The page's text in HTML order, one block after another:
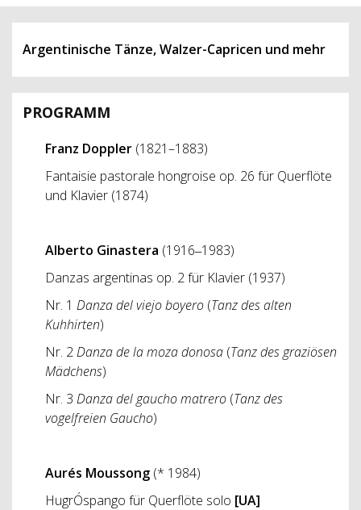
Argentinische Tänze, Walzer-Capricen und mehr
PROGRAMM
Franz Doppler (1821–1883)
Fantaisie pastorale hongroise op. 26 für Querflöte
und Klavier (1874)
Alberto Ginastera (1916‒1983)
Danzas argentinas op. 2 für Klavier (1937)
Nr. 1 Danza del viejo boyero (Tanz des alten
Kuhhirten)
Nr. 2Danza de la moza donosa (Tanz des graziösen
Mädchens)
Nr. 3 Danza del gaucho matrero (Tanz des
vogelfreien Gaucho)
Aurés Moussong (* 1984)
HugrÓspango für Querflöte solo [UA]